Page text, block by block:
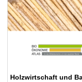
Holzwirtschaft und